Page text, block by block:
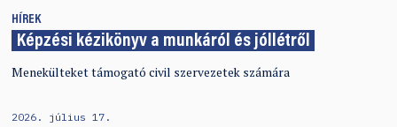
HÍREK
Képzési kézikönyv a munkáról és jóllétről
Menekülteket támogató civil szervezetek számára
2026. július 17.